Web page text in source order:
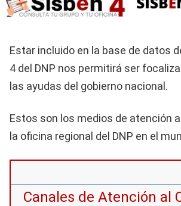
Estar incluido en la base de datos
4 del DNP nos permitirá ser
las ayudas del gobierno nacional.
Estos son los medios de atención
la oficina regional del DNP en el
Canales de Atención al